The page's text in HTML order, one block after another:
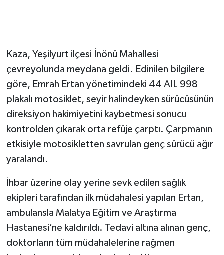
Kaza, Yeşilyurt ilçesi İnönü Mahallesi
çevreyolunda meydana geldi. Edinilen bilgilere
göre, Emrah Ertan yönetimindeki 44 AIL 998
plakalı motosiklet, seyir halindeyken sürücüsünün
direksiyon hakimiyetini kaybetmesi sonucu
kontrolden çıkarak orta refüje çarptı. Çarpmanın
etkisiyle motosikletten savrulan genç sürücü ağır
yaralandı.
İhbar üzerine olay yerine sevk edilen sağlık
ekipleri tarafından ilk müdahalesi yapılan Ertan,
ambulansla Malatya Eğitim ve Araştırma
Hastanesi’ne kaldırıldı. Tedavi altına alınan genç,
doktorların tüm müdahalelerine rağmen